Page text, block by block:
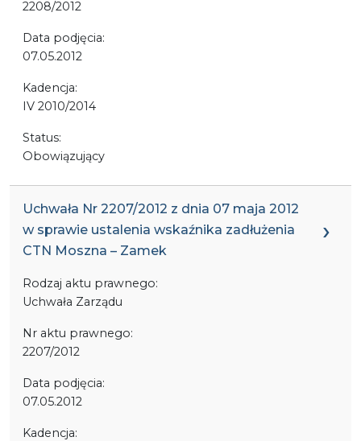
2208/2012
Data podjęcia:
07.05.2012
Kadencja:
IV 2010/2014
Status:
Obowiązujący
Uchwała Nr 2207/2012 z dnia 07 maja 2012
w sprawie ustalenia wskaźnika zadłużenia
CTN Moszna – Zamek
Rodzaj aktu prawnego:
Uchwała Zarządu
Nr aktu prawnego:
2207/2012
Data podjęcia:
07.05.2012
Kadencja: